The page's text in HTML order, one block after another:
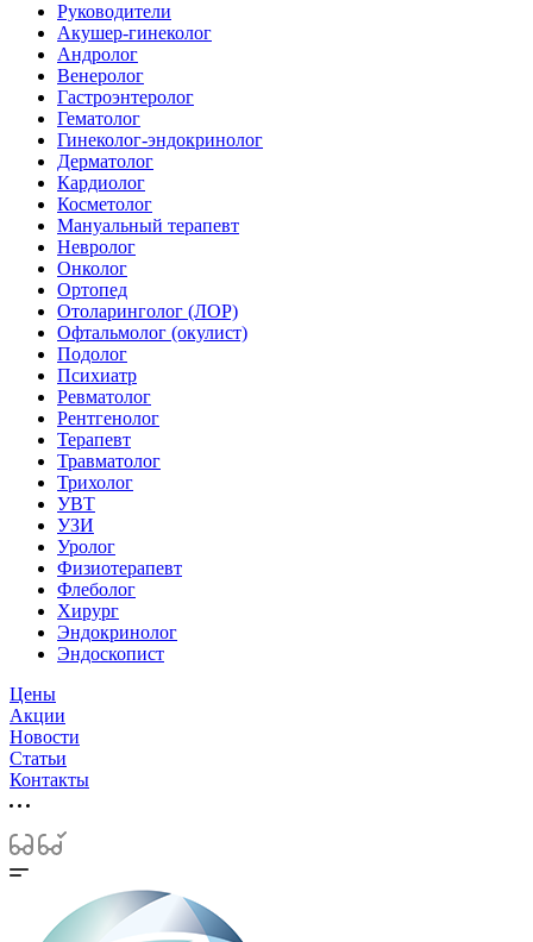
Руководители
Акушер-гинеколог
Андролог
Венеролог
Гастроэнтеролог
Гематолог
Гинеколог-эндокринолог
Дерматолог
Кардиолог
Косметолог
Мануальный терапевт
Невролог
Онколог
Ортопед
Отоларинголог (ЛОР)
Офтальмолог (окулист)
Подолог
Психиатр
Ревматолог
Рентгенолог
Терапевт
Травматолог
Трихолог
УВТ
УЗИ
Уролог
Физиотерапевт
Флеболог
Хирург
Эндокринолог
Эндоскопист
Цены
Акции
Новости
Статьи
Контакты